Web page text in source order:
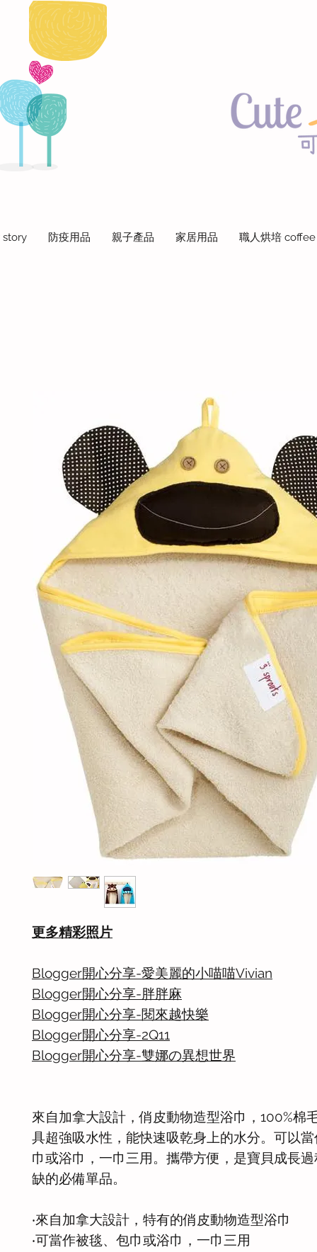
story 防疫用品 親子產品 家居用品 職人烘培 coffee
更多精彩照片
Blogger開心分享-愛美麗的小喵喵Vivian
Blogger開心分享-胖胖麻
Blogger開心分享-閱來越快樂
Blogger開心分享-2Q11
Blogger開心分享-雙娜の異想世界
來自加拿大設計，俏皮動物造型浴巾，100%棉
具超強吸水性，能快速吸乾身上的水分。可以
巾或浴巾，一巾三用。攜帶方便，是寶貝成長
缺的必備單品。
‧來自加拿大設計，特有的俏皮動物造型浴巾
‧可當作被毯、包巾或浴巾，一巾三用